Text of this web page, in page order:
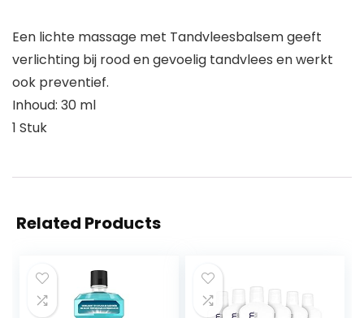
Een lichte massage met Tandvleesbalsem geeft
verlichting bij rood en gevoelig tandvlees en werkt
ook preventief.
Inhoud: 30 ml
1 Stuk
Related Products